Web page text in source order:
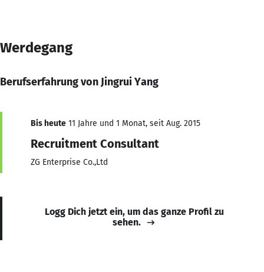
Werdegang
Berufserfahrung von Jingrui Yang
Bis heute 11 Jahre und 1 Monat, seit Aug. 2015
Recruitment Consultant
ZG Enterprise Co.,Ltd
Logg Dich jetzt ein, um das ganze Profil zu
sehen.